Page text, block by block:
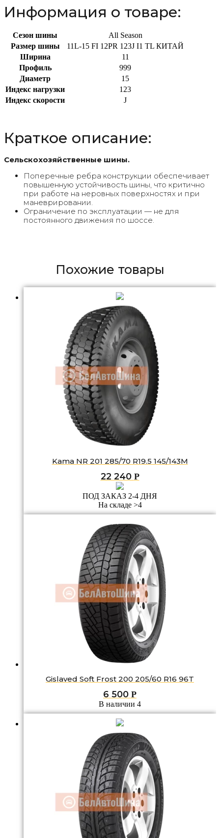
Информация о товаре:
Сезон шины
All Season
Размер шины
11L-15 FI 12PR 123J I1 TL КИТАЙ
Ширина
11
Профиль
999
Диаметр
15
Индекс нагрузки
123
Индекс скорости
J
Краткое описание:
Сельскохозяйственные шины.
Поперечные ребра конструкции обеспечивает
повышенную устойчивость шины, что критично
при работе на неровных поверхностях и при
маневрировании.
Ограничение по эксплуатации — не для
постоянного движения по шоссе.
Похожие товары
Kama NR 201 285/70 R19.5 145/143M
22 240 Р
ПОД ЗАКАЗ 2-4 ДНЯ
На складе >4
Gislaved Soft Frost 200 205/60 R16 96T
6 500 Р
В наличии 4